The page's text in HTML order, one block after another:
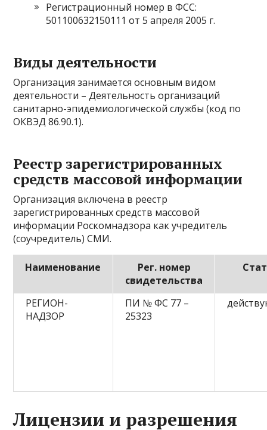
Регистрационный номер в ФСС:
501100632150111 от 5 апреля 2005 г.
Виды деятельности
Организация занимается основным видом
деятельности – Деятельность организаций
санитарно-эпидемиологической службы (код по
ОКВЭД 86.90.1).
Реестр зарегистрированных
средств массовой информации
Организация включена в реестр
зарегистрированных средств массовой
информации Роскомнадзора как учредитель
(соучредитель) СМИ.
Наименование
Рег. номер
свидетельства
РЕГИОН-
НАДЗОР
ПИ № ФС 77 –
25323
Лицензии и разрешения